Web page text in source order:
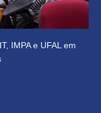
IMPA e UFAL em